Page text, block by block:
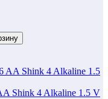
Shink 4 Alkaline 1.5 V